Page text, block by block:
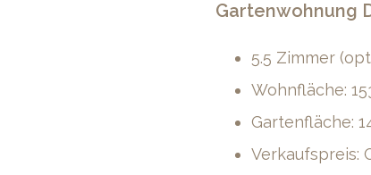
Gartenwohnung
5.5 Zimmer
Wohnfläche:
Gartenfläche:
Verkaufspreis: